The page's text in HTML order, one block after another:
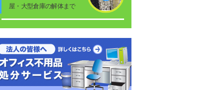
屋・大型倉庫の解体まで